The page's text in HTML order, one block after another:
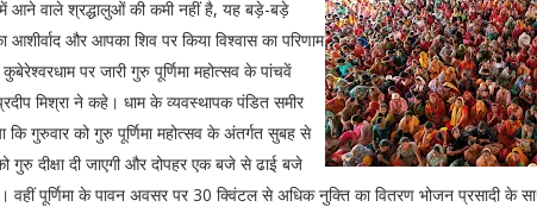
आने वाले श्रद्धालुओं की कमी नहीं है, यह बड़े-बड़े
और आपका शिव पर किया विश्वास का परिणाम
पर जारी गुरु पूर्णिमा महोत्सव के पांचवें
मिश्रा ने कहे। धाम के व्यवस्थापक पंडित समीर
कि गुरुवार को गुरु पूर्णिमा महोत्सव के अंतर्गत सुबह से
गुरु दीक्षा दी जाएगी और दोपहर एक बजे से ढाई बजे
पूर्णिमा के पावन अवसर पर 30 क्विंटल से अधिक नुक्ति का वितरण भोजन प्रसादी के